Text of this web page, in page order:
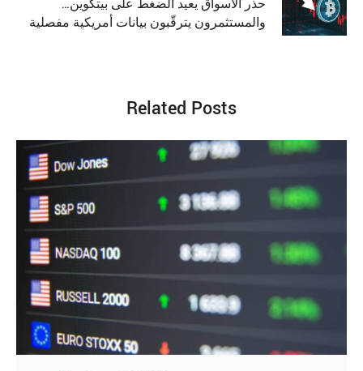
حذر الأسواق يعيد الضغط على بيتكوين…
والمستثمرون يترقّبون بيانات أمريكية مفصلية
Related Posts